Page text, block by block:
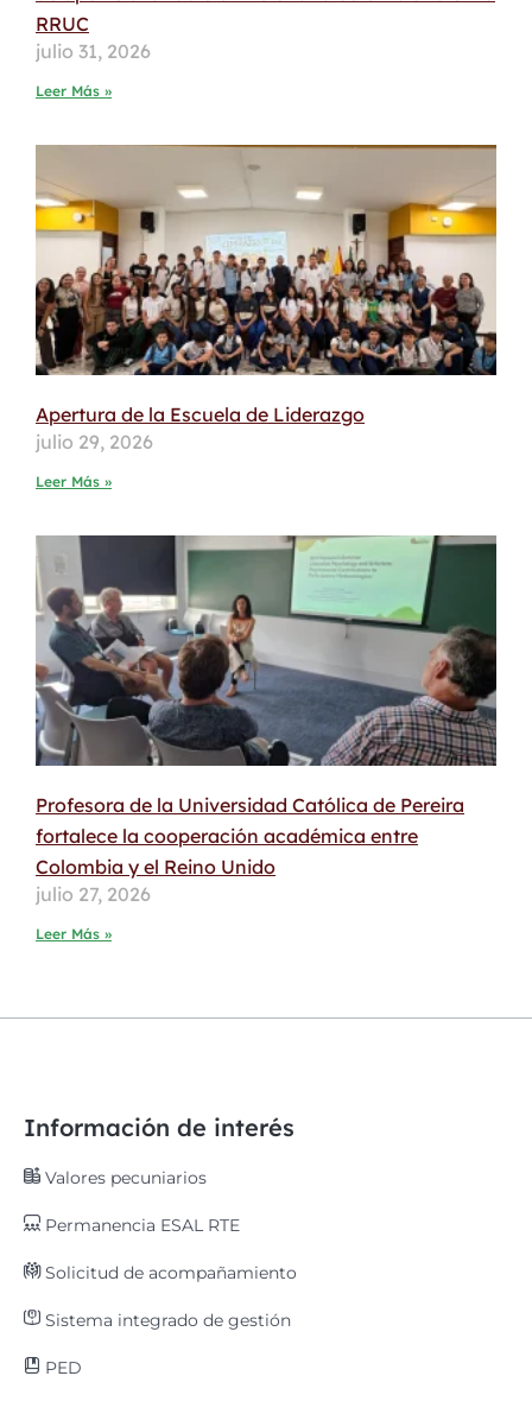
RRUC
julio 31, 2026
Leer Más »
Apertura de la Escuela de Liderazgo
julio 29, 2026
Leer Más »
Profesora de la Universidad Católica de Pereira
fortalece la cooperación académica entre
Colombia y el Reino Unido
julio 27, 2026
Leer Más »
Información de interés
Valores pecuniarios
Permanencia ESAL RTE
Solicitud de acompañamiento
Sistema integrado de gestión
PED